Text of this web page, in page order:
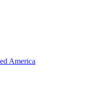
America